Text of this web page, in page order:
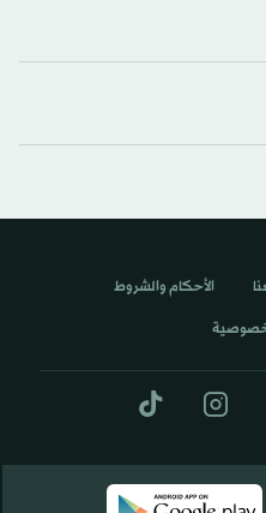
الأحكام والشروط